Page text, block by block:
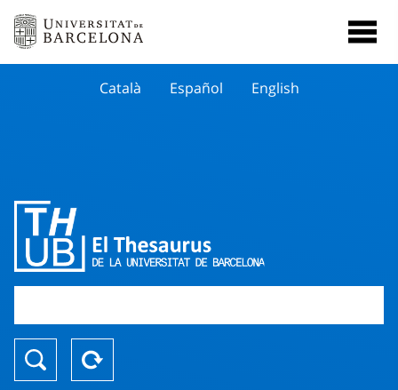
Català Español English